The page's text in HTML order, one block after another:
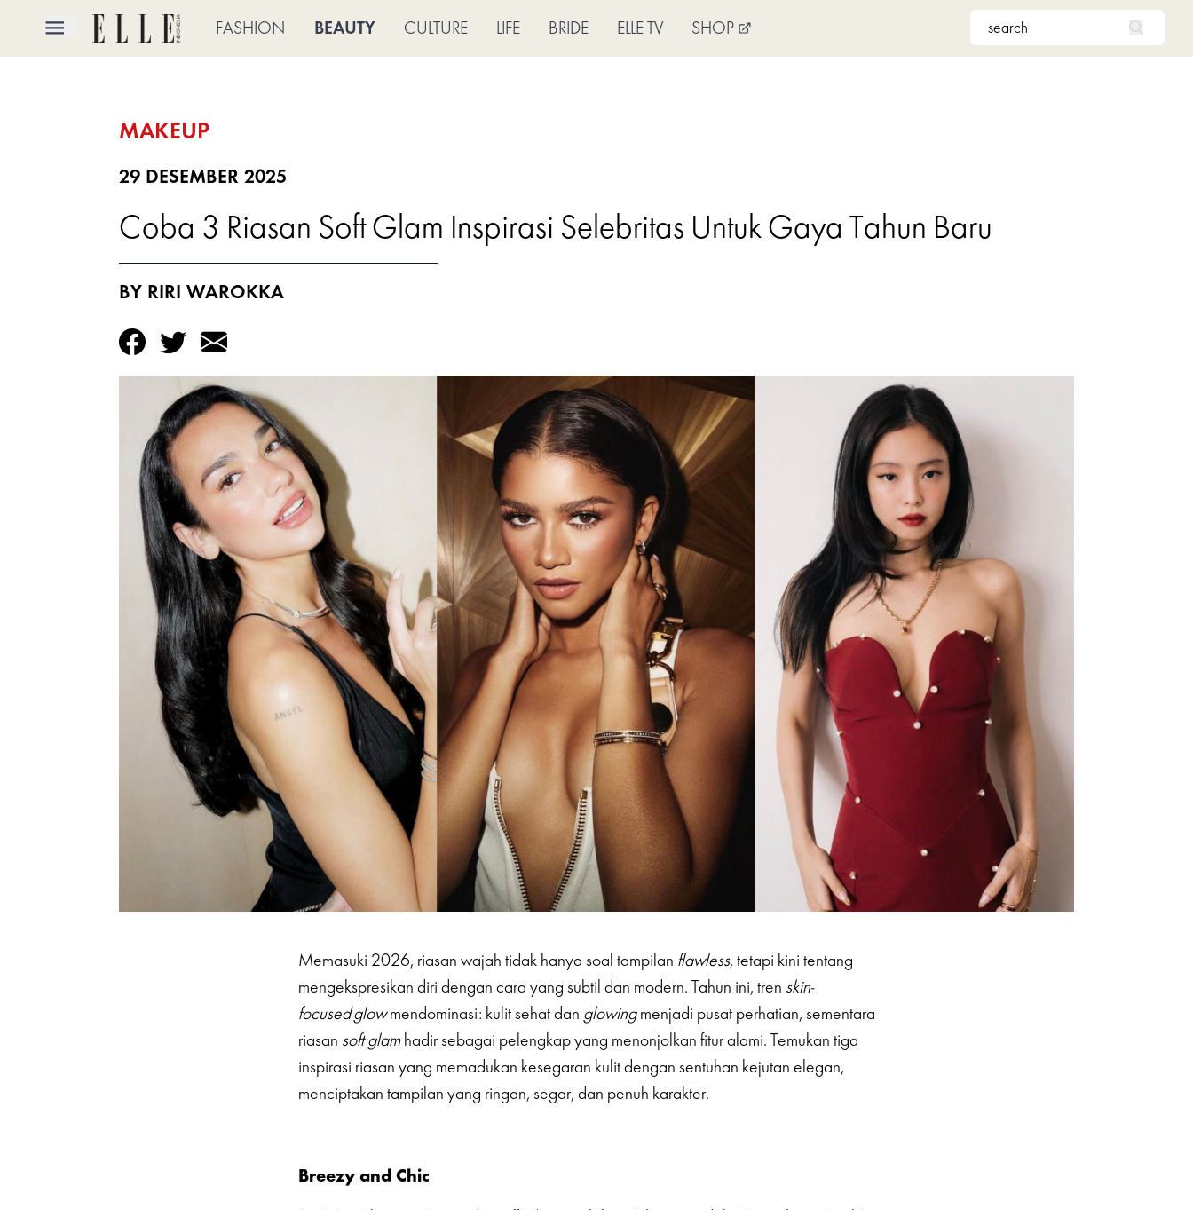
FASHION BEAUTY CULTURE LIFE BRIDE ELLE TV SHOP
MAKEUP
29 DESEMBER 2025
Coba 3 Riasan Soft Glam Inspirasi Selebritas Untuk Gaya Tahun Baru
BY RIRI WAROKKA
Memasuki 2026, riasan wajah tidak hanya soal tampilan flawless, tetapi kini tentang
mengekspresikan diri dengan cara yang subtil dan modern. Tahun ini, tren skin-
focusedglowmendominasi: kulit sehat dan glowingmenjadi pusat perhatian, sementara
riasan soft glamhadir sebagai pelengkap yang menonjolkan fitur alami. Temukan tiga
inspirasi riasan yang memadukan kesegaran kulit dengan sentuhan kejutan elegan,
menciptakan tampilan yang ringan, segar, dan penuh karakter.
Breezy and Chic